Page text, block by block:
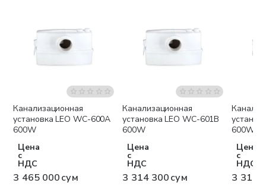
Бесплатная доставка
Канализационная
установка LEO WC-600A
600W
Цена
с
НДС
3 465 000 сум
Бесплатная доставка
Канализационная
установка LEO WC-601B
600W
Цена
с
НДС
3 314 300 сум
600W
Цена
с
НДС
3 314